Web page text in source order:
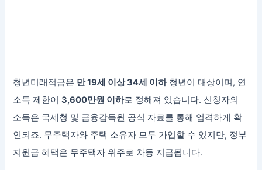
청년미래적금은 만 19세 이상 34세 이하청년이 대상이며, 연
소득 제한이3,600만원 이하로 정해져 있습니다. 신청자의
소득은 국세청 및 금융감독원 공식 자료를 통해 엄격하게 확
인되죠. 무주택자와 주택 소유자 모두 가입할 수 있지만, 정부
지원금 혜택은 무주택자 위주로 차등 지급됩니다.